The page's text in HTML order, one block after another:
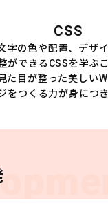
CSS
字の色や配置、デザ
ができるCSSを学ぶ
た目が整った美しい
をつくる力が身につ